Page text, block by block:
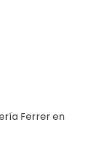
Ferrer en